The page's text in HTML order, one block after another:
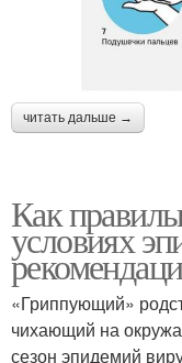
читать дальше →
Как
условиях
«Гриппующий»
чихающий на
сезон эпидемий